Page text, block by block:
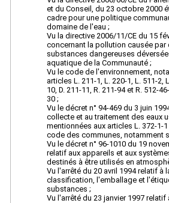
et du Conseil, du 23 octobre 2000
cadre pour une politique
domaine de l'eau ;
Vu la directive 2006/11/CE du 15
concernant la pollution causée par
substances dangereuses
aquatique de la Communauté ;
Vu le code de l'environnement,
articles L. 211-1, L. 220-1, L. 511-2,
10, D. 211-11, R. 211-94 et R. 512-
30 ;
Vu le décret n° 94-469 du 3 juin
collecte et au traitement des eaux
mentionnées aux articles L. 372-1-1
code des communes, notamment
Vu le décret n° 96-1010 du 19
relatif aux appareils et aux
destinés à être utilisés en
Vu l'arrêté du 20 avril 1994 relatif à
classification, l'emballage et
substances ;
Vu l'arrêté du 23 janvier 1997 relatif